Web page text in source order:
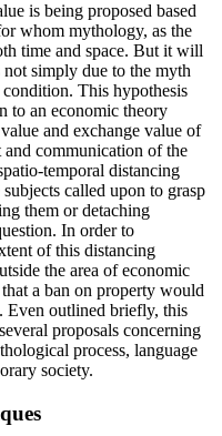
is being proposed based
whom mythology, as the
time and space. But it will
simply due to the myth
This hypothesis
to an economic theory
and exchange value of
and communication of the
temporal distancing
called upon to grasp
them or detaching
In order to
of this distancing
the area of economic
a ban on property would
Even outlined briefly, this
proposals concerning
process, language
society.